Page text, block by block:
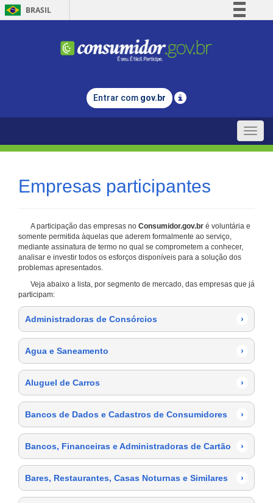
BRASIL
Comunica BR
Legislação
Entrar com gov.br
Toggle
Empresas participantes
A participação das empresas no Consumidor.gov.br é voluntária e
somente permitida àquelas que aderem formalmente ao serviço,
mediante assinatura de termo no qual se comprometem a conhecer,
analisar e investir todos os esforços disponíveis para a solução dos
problemas apresentados.
Veja abaixo a lista, por segmento de mercado, das empresas que já
participam:
Administradoras de Consórcios ›
Agua e Saneamento ›
Aluguel de Carros ›
Bancos de Dados e Cadastros de Consumidores ›
Bancos, Financeiras e Administradoras de Cartão ›
Bares, Restaurantes, Casas Noturnas e Similares ›